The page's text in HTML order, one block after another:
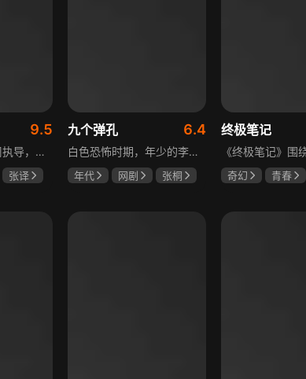
9.5
由金牌导演徐纪周执导，张译、张颂文、李一桐、张志坚、吴刚领衔主演，倪大红、韩童生、李建义特邀主演的中央政法委重点项目。一部扫黑除恶坚决斗争的回忆录，横跨20年的群像叙事全景式展现时代变迁下的黑白较量与复杂人性。
张译
九个弹孔 6.4
白色恐怖时期，年少的李智信家破人亡后投身革命武装，因作战有勇有谋获“小狼崽子”绰号。他长期率部孤悬敌后，与日寇、反动派对决，多次负伤仍不改初心。凭借坚韧意志，他从游击队员成长为新四军干部、解放军司令员，身上的九个弹孔是他践行革命誓言、见证成长的勋章。
年代 网剧
张桐
终极笔记
奇幻
青春